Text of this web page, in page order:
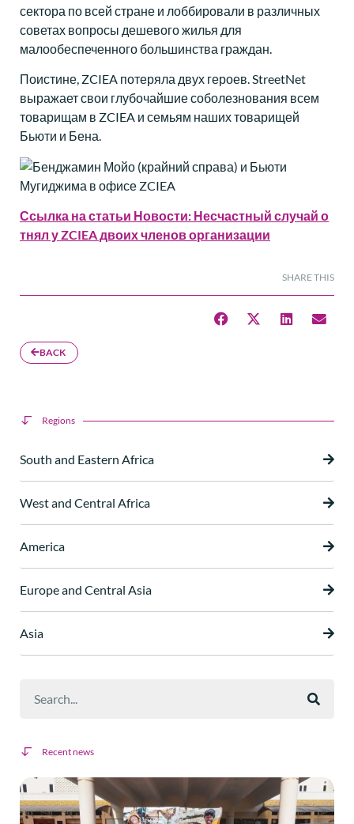
сектора по всей стране и лоббировали в различных
советах вопросы дешевого жилья для
малообеспеченного большинства граждан.
Поистине, ZCIEA потеряла двух героев. StreetNet
выражает свои глубочайшие соболезнования всем
товарищам в ZCIEA и семьям наших товарищей
Бьюти и Бена.
Ссылка на статьи Новости: Несчастный случай о
тнял у ZCIEA двоих членов организации
SHARE THIS
BACK
Regions
South and Eastern Africa
West and Central Africa
America
Europe and Central Asia
Asia
Recent news